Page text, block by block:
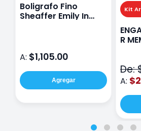
Boligrafo Fino
Sheaffer Emily In
A: $1,105.00
Agregar
Kit
R
De:
A: